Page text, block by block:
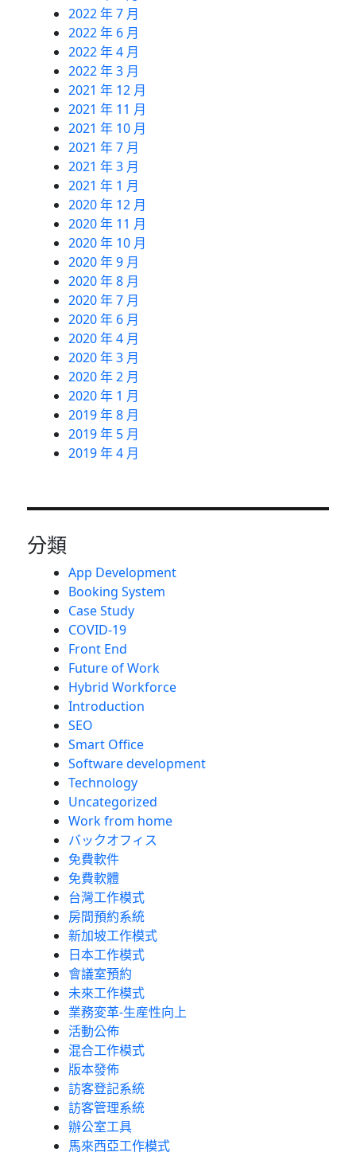
2022 年 7 月
2022 年 6 月
2022 年 4 月
2022 年 3 月
2021 年 12 月
2021 年 11 月
2021 年 10 月
2021 年 7 月
2021 年 3 月
2021 年 1 月
2020 年 12 月
2020 年 11 月
2020 年 10 月
2020 年 9 月
2020 年 8 月
2020 年 7 月
2020 年 6 月
2020 年 4 月
2020 年 3 月
2020 年 2 月
2020 年 1 月
2019 年 8 月
2019 年 5 月
2019 年 4 月
分類
App Development
Booking System
Case Study
COVID-19
Front End
Future of Work
Hybrid Workforce
Introduction
SEO
Smart Office
Software development
Technology
Uncategorized
Work from home
バックオフィス
免費軟件
免費軟體
台灣工作模式
房間預約系統
新加坡工作模式
日本工作模式
會議室預約
未來工作模式
業務変革-生産性向上
活動公佈
混合工作模式
版本發佈
訪客登記系統
訪客管理系統
辦公室工具
馬來西亞工作模式